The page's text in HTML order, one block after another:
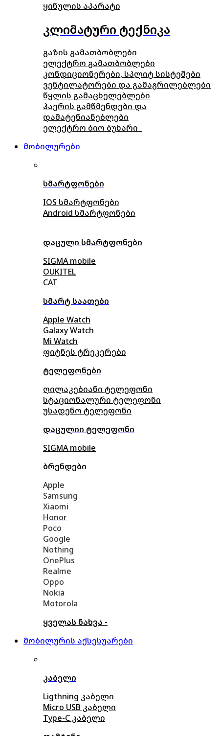
ყინულის აპარატი
კლიმატური ტექნიკა
გაზის გამათბობლები
ელექტრო გამათბობლები
კონდიციონერები, სპლიტ სისტემები
ვენტილატორები და გამაგრილებლები
წყლის გამაცხელებლები
ჰაერის გამწმენდები და
დამატენიანებლები
ელექტრო ბიო ბუხარი
მობილურები
სმარტფონები
IOS სმარტფონები
Android სმარტფონები
დაცული სმარტფონები
SIGMA mobile
OUKITEL
CAT
სმარტ საათები
Apple Watch
Galaxy Watch
Mi Watch
ფიტნეს ტრეკერები
ტელეფონები
ღილაკებიანი ტელეფონი
სტაციონალური ტელეფონი
უსადენო ტელეფონი
დაცულიი ტელეფონი
SIGMA mobile
ბრენდები
Apple
Samsung
Xiaomi
Honor
Poco
Google
Nothing
OnePlus
Realme
Oppo
Nokia
Motorola
ყველას ნახვა -
მობილურის აქსესუარები
კაბელი
Ligthning კაბელი
Micro USB კაბელი
Type-C კაბელი